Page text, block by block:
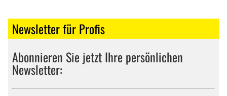
Newsletter für Profis
Abonnieren Sie jetzt Ihre persönlichen
Newsletter: